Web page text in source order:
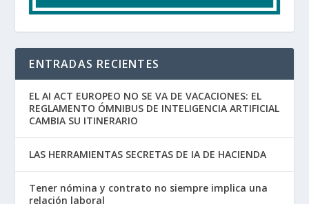
ENTRADAS RECIENTES
EL AI ACT EUROPEO NO SE VA DE VACACIONES: EL
REGLAMENTO ÓMNIBUS DE INTELIGENCIA ARTIFICIAL
CAMBIA SU ITINERARIO
LAS HERRAMIENTAS SECRETAS DE IA DE HACIENDA
Tener nómina y contrato no siempre implica una
relación laboral